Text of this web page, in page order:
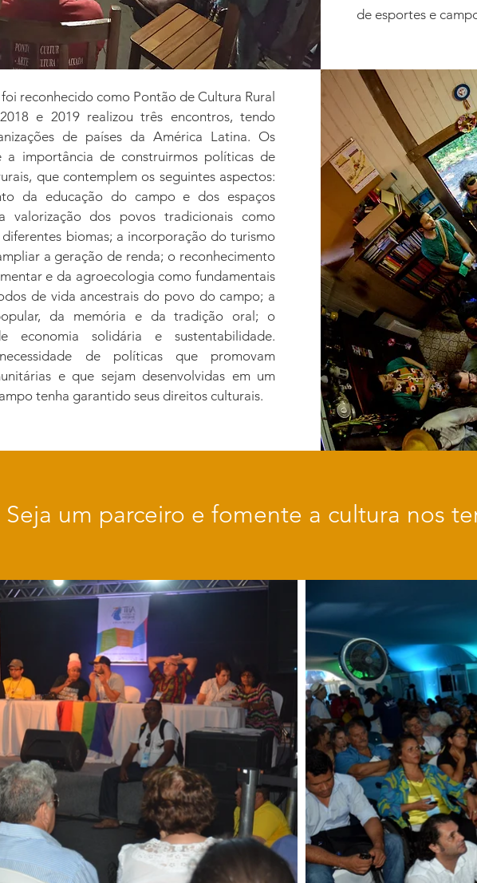
de esportes e
reconhecido como Pontão de Cultura Rural
e 2019 realizou três encontros, tendo
de países da América Latina. Os
a importância de construirmos políticas de
que contemplem os seguintes aspectos:
da educação do campo e dos espaços
valorização dos povos tradicionais como
biomas; a incorporação do turismo
a geração de renda; o reconhecimento
e da agroecologia como fundamentais
de vida ancestrais do povo do campo; a
da memória e da tradição oral; o
economia solidária e sustentabilidade.
de políticas que promovam
e que sejam desenvolvidas em um
tenha garantido seus direitos culturais.
Seja um parceiro e fomente a cultura nos